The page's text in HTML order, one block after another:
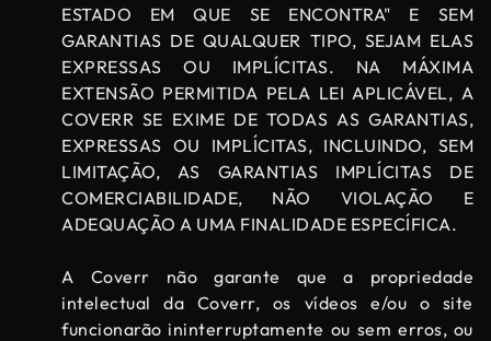
ESTADO EM QUE SE ENCONTRA" E SEM
GARANTIAS DE QUALQUER TIPO, SEJAM ELAS
EXPRESSAS OU IMPLÍCITAS. NA MÁXIMA
EXTENSÃO PERMITIDA PELA LEI APLICÁVEL, A
COVERR SE EXIME DE TODAS AS GARANTIAS,
EXPRESSAS OU IMPLÍCITAS, INCLUINDO, SEM
LIMITAÇÃO, AS GARANTIAS IMPLÍCITAS DE
COMERCIABILIDADE, NÃO VIOLAÇÃO E
ADEQUAÇÃO A UMA FINALIDADE ESPECÍFICA.
A Coverr não garante que a propriedade
intelectual da Coverr, os vídeos e/ou o site
funcionarão ininterruptamente ou sem erros, ou